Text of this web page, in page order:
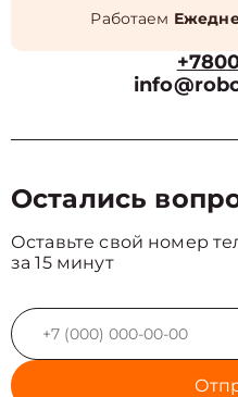
Работаем
Остались
Оставьте свой номер
за 15 минут